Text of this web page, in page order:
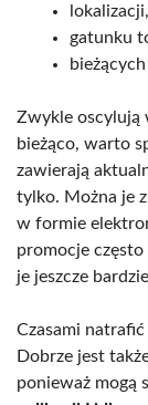
lokalizacji,
gatunku
Zwykle oscylują
bieżąco, warto
zawierają
tylko. Można je
w formie
promocje
je jeszcze
Czasami
Dobrze jest
ponieważ mogą